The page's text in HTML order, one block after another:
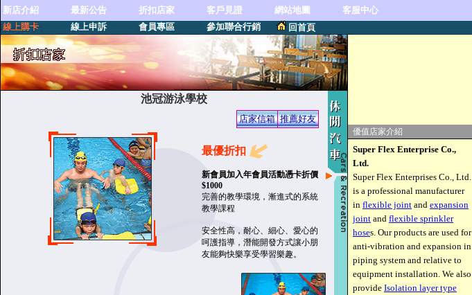
新店介紹 最新公告 折扣店家 客戶見證 網站地圖
客服中心
線上購卡
線上申訴 會員專區 參加聯合行銷 回首頁
池冠游泳學校
店家信箱 推薦好友
最優折扣
新會員加入年會員活動憑卡折價
$1000
完善的教學環境，漸進式的系統
教學課程
安全性高，耐心、細心、愛心的
呵護指導，潛能開發方式讓小朋
友能夠快樂享受學習樂趣。
優值店家介紹
Super Flex Enterprise Co.,
Ltd.
Super Flex Enterprises Co., Ltd.
is a professional manufacturer
in flexible joint and expansion
joint and flexible sprinkler
hoses. Our products are used for
anti-vibration and expansion in
piping system and relative to
equipment installation. We also
provide Isolation layer type